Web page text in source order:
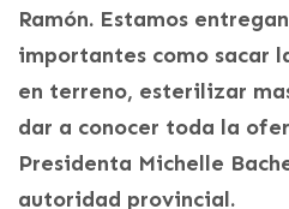
Ramón. Estamos
importantes como sacar
en terreno, esterilizar
dar a conocer toda la
Presidenta Michelle
autoridad provincial.